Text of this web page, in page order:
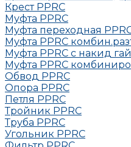
Крест PPRC
Муфта PPRC
Муфта переходная
Муфта РРRC
Муфта PPRC с накид
Муфта РРRC
Обвод РРRC
Опора РРRC
Петля РРRC
Тройник РРRC
Труба РРRC
Угольник РРRC